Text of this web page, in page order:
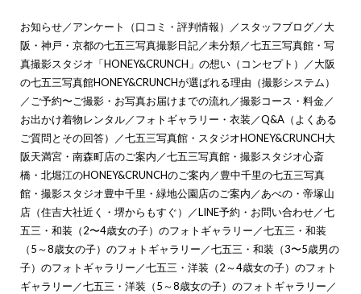
お知らせ／アンケート（口コミ・評判情報） ／スタッフブログ／大
阪・神戸・京都の七五三写真撮影日記／未分類／七五三写真館・写
真撮影スタジオ「HONEY&CRUNCH」の想い（コンセプト）
／大阪
の七五三写真館HONEY&CRUNCHが選ばれる理由（撮影システム）
／ご予約〜ご撮影・お写真お届けまでの流れ／撮影コース・料金／
お出かけ着物レンタル／フォトギャラリー・衣装／Q&A（よくある
ご質問とその回答）
／七五三写真館・スタジオHONEY&CRUNCH大
阪天満宮・南森町店のご案内／七五三写真館・撮影スタジオ心斎
橋・北堀江のHONEY&CRUNCHのご案内／豊中千里の七五三写真
館・撮影スタジオ豊中千里・緑地公園店のご案内／あべの・帝塚山
店（住吉大社近く・堺からもすぐ）
／LINE予約・お問い合わせ／七
五三・和装（2〜4歳女の子）のフォトギャラリー／七五三・和装
（5～8歳女の子）のフォトギャラリー／七五三・和装（3〜5歳男の
子）のフォトギャラリー／七五三・洋装（2～4歳女の子）のフォト
ギャラリー／七五三・洋装（5～8歳女の子）のフォトギャラリー／